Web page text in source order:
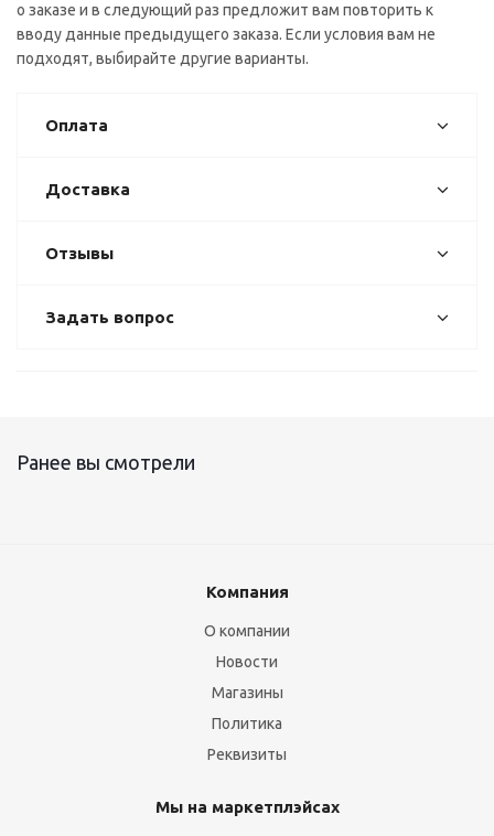
о заказе и в следующий раз предложит вам повторить к
вводу данные предыдущего заказа. Если условия вам не
подходят, выбирайте другие варианты.
Оплата
Доставка
Отзывы
Задать вопрос
Ранее вы смотрели
Компания
О компании
Новости
Магазины
Политика
Реквизиты
Мы на маркетплэйсах